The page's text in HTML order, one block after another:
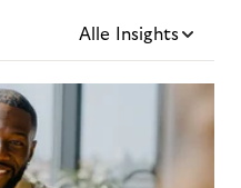
Alle Insights